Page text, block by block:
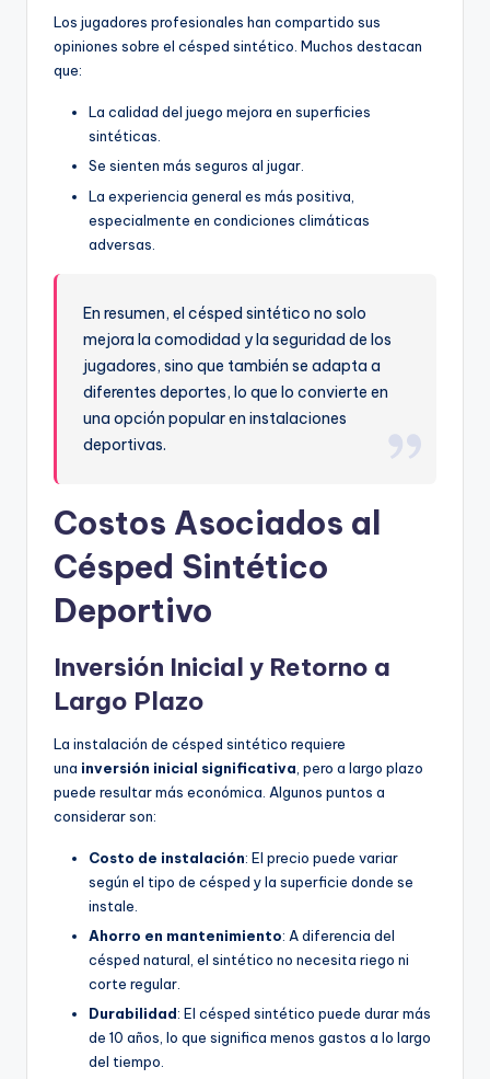
Los jugadores profesionales han compartido sus
opiniones sobre el césped sintético. Muchos destacan
que:
La calidad del juego mejora en superficies
sintéticas.
Se sienten más seguros al jugar.
La experiencia general es más positiva,
especialmente en condiciones climáticas
adversas.
En resumen, el césped sintético no solo
mejora la comodidad y la seguridad de los
jugadores, sino que también se adapta a
diferentes deportes, lo que lo convierte en
una opción popular en instalaciones
deportivas.
Costos Asociados al
Césped Sintético
Deportivo
Inversión Inicial y Retorno a
Largo Plazo
La instalación de césped sintético requiere
una inversión inicial significativa , pero a largo plazo
puede resultar más económica. Algunos puntos a
considerar son:
Costo de instalación: El precio puede variar
según el tipo de césped y la superficie donde se
instale.
Ahorro en mantenimiento: A diferencia del
césped natural, el sintético no necesita riego ni
corte regular.
Durabilidad: El césped sintético puede durar más
de 10 años, lo que significa menos gastos a lo largo
del tiempo.